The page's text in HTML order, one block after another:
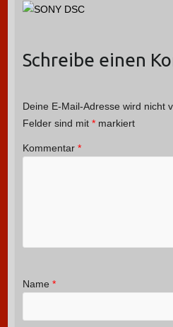
Schreibe einen
Deine E-Mail-Adresse wird nicht
Felder sind mit *markiert
Kommentar *
Name *